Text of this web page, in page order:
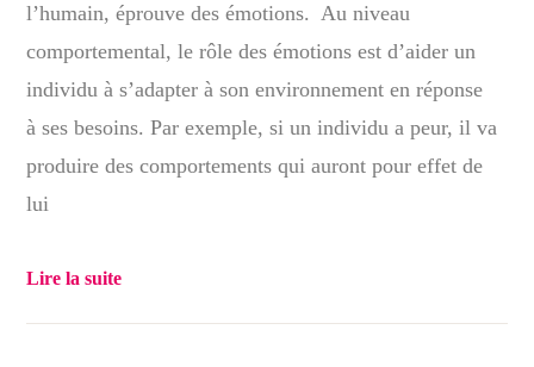
l’humain, éprouve des émotions. Au niveau
comportemental, le rôle des émotions est d’aider un
individu à s’adapter à son environnement en réponse
à ses besoins. Par exemple, si un individu a peur, il va
produire des comportements qui auront pour effet de
lui
Lire la suite